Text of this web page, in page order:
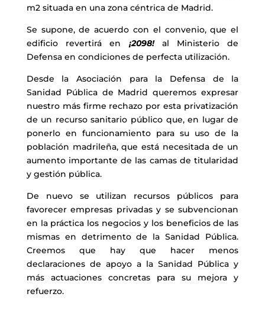
m2 situada en una zona céntrica de Madrid.
Se supone, de acuerdo con el convenio, que el
edificio revertirá en ¡2098!al Ministerio de
Defensa en condiciones de perfecta utilización.
Desde la Asociación para la Defensa de la
Sanidad Pública de Madrid queremos expresar
nuestro más firme rechazo por esta privatización
de un recurso sanitario público que, en lugar de
ponerlo en funcionamiento para su uso de la
población madrileña, que está necesitada de un
aumento importante de las camas de titularidad
y gestión pública.
De nuevo se utilizan recursos públicos para
favorecer empresas privadas y se subvencionan
en la práctica los negocios y los beneficios de las
mismas en detrimento de la Sanidad Pública.
Creemos que hay que hacer menos
declaraciones de apoyo a la Sanidad Pública y
más actuaciones concretas para su mejora y
refuerzo.